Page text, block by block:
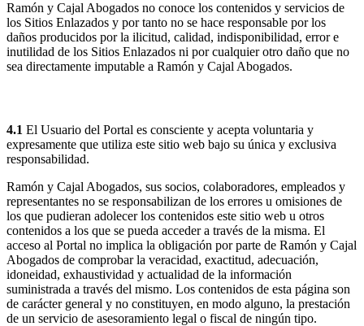
Ramón y Cajal Abogados no conoce los contenidos y servicios de
los Sitios Enlazados y por tanto no se hace responsable por los
daños producidos por la ilicitud, calidad, indisponibilidad, error e
inutilidad de los Sitios Enlazados ni por cualquier otro daño que no
sea directamente imputable a Ramón y Cajal Abogados.
4.1 El Usuario del Portal es consciente y acepta voluntaria y
expresamente que utiliza este sitio web bajo su única y exclusiva
responsabilidad.
Ramón y Cajal Abogados, sus socios, colaboradores, empleados y
representantes no se responsabilizan de los errores u omisiones de
los que pudieran adolecer los contenidos este sitio web u otros
contenidos a los que se pueda acceder a través de la misma. El
acceso al Portal no implica la obligación por parte de Ramón y Cajal
Abogados de comprobar la veracidad, exactitud, adecuación,
idoneidad, exhaustividad y actualidad de la información
suministrada a través del mismo. Los contenidos de esta página son
de carácter general y no constituyen, en modo alguno, la prestación
de un servicio de asesoramiento legal o fiscal de ningún tipo.